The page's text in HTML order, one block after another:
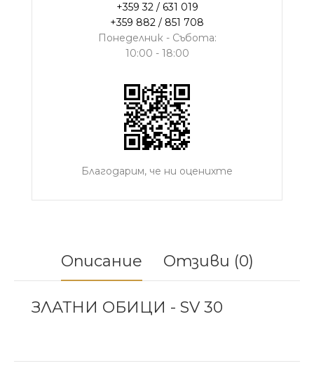
+359 32 / 631 019
+359 882 / 851 708
Понеделник - Събота:
10:00 - 18:00
Благодарим, че ни оценихте
Описание Отзиви (0)
ЗЛАТНИ ОБИЦИ - SV 30